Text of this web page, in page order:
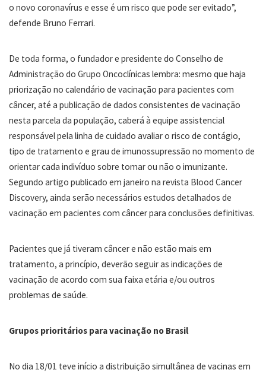
o novo coronavírus e esse é um risco que pode ser evitado”,
defende Bruno Ferrari.
De toda forma, o fundador e presidente do Conselho de
Administração do Grupo Oncoclínicas lembra: mesmo que haja
priorização no calendário de vacinação para pacientes com
câncer, até a publicação de dados consistentes de vacinação
nesta parcela da população, caberá à equipe assistencial
responsável pela linha de cuidado avaliar o risco de contágio,
tipo de tratamento e grau de imunossupressão no momento de
orientar cada indivíduo sobre tomar ou não o imunizante.
Segundo artigo publicado em janeiro na revista Blood Cancer
Discovery, ainda serão necessários estudos detalhados de
vacinação em pacientes com câncer para conclusões definitivas.
Pacientes que já tiveram câncer e não estão mais em
tratamento, a princípio, deverão seguir as indicações de
vacinação de acordo com sua faixa etária e/ou outros
problemas de saúde.
Grupos prioritários para vacinação no Brasil
No dia 18/01 teve início a distribuição simultânea de vacinas em